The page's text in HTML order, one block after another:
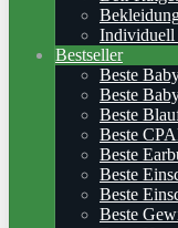
Individuell
Bestseller
Beste
Beste
Beste
Beste
Beste
Beste
Beste
Beste